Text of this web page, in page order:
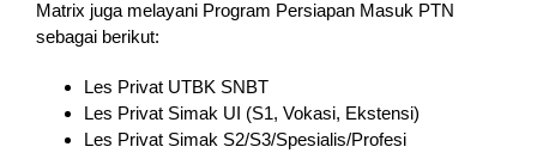
Matrix juga melayani Program Persiapan Masuk PTN
sebagai berikut:
Les Privat UTBK SNBT
Les Privat Simak UI (S1, Vokasi, Ekstensi)
Les Privat Simak S2/S3/Spesialis/Profesi